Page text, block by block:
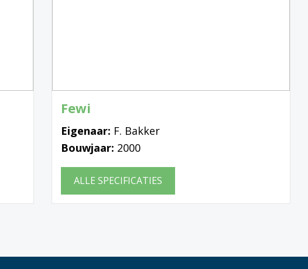
Fewi
Eigenaar: F. Bakker
Bouwjaar: 2000
ALLE SPECIFICATIES